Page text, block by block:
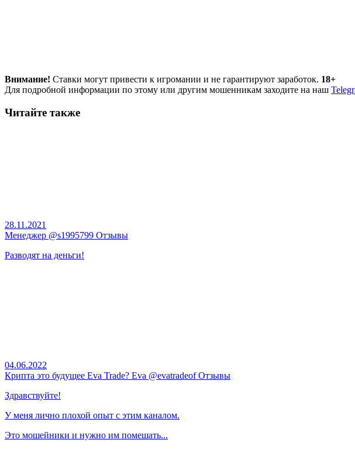
Внимание! Ставки могут привести к игромании и не гарантируют заработок. 18+
Для подробной информации по этому или другим мошенникам заходите на наш
Читайте также
28.11.2021
Менеджер @s1995799 Отзывы
Разводят на деньги!
04.06.2022
Крипта это будущее Eva Trade? Eva @evatradeof Отзывы
Здравствуйте!
У меня лично плохой опыт с этим каналом.
Это мошейники и нужно им помешать...